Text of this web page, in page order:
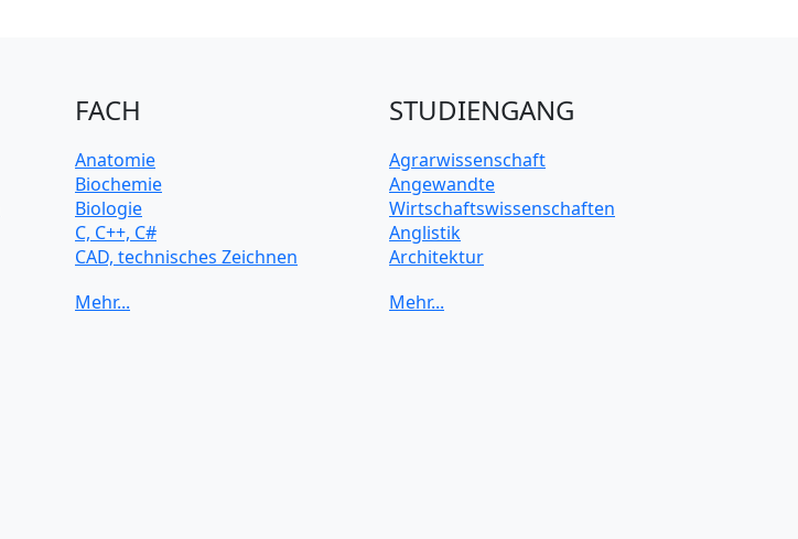
FACH
Anatomie
Biochemie
Biologie
C, C++, C#
CAD, technisches Zeichnen
Computerarchitektur
STUDIENGANG
Agrarwissenschaft
Angewandte
Wirtschaftswissenschaften
Anglistik
Architektur
Betriebswirtschaft BWL